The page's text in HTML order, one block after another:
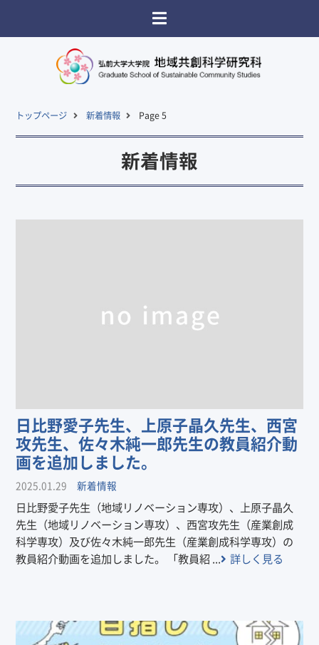
トップページ 新着情報 Page 5
新着情報
日比野愛子先生、上原子晶久先生、西宮
攻先生、佐々木純一郎先生の教員紹介動
画を追加しました。
2025.01.29新着情報
日比野愛子先生（地域リノベーション専攻）、上原子晶久
先生（地域リノベーション専攻）、西宮攻先生（産業創成
科学専攻）及び佐々木純一郎先生（産業創成科学専攻）の
教員紹介動画を追加しました。 「教員紹 ...
詳しく見る